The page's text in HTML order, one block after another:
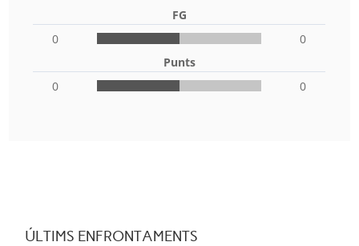
FG
0
0
Punts
0
0
ÚLTIMS ENFRONTAMENTS